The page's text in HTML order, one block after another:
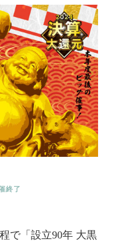
終了
で「設立90年 大黒